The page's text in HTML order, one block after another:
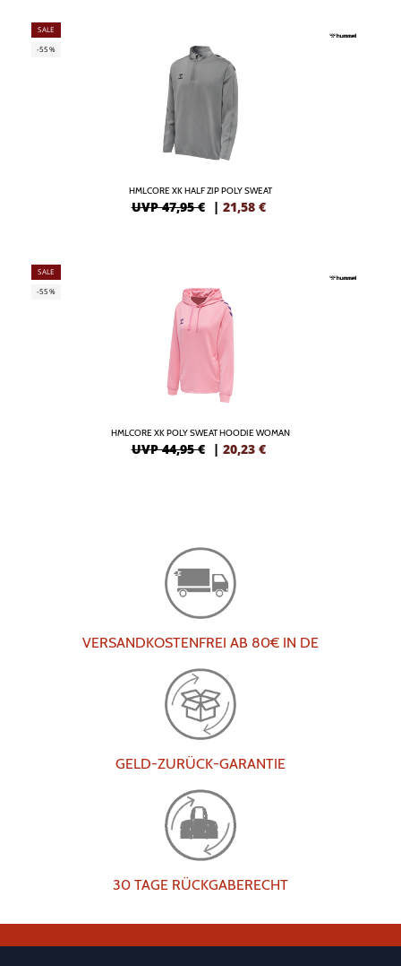
SALE
-55%
HMLCORE XK HALF ZIP POLY SWEAT
UVP 47,95 € | 21,58 €
SALE
-55%
HMLCORE XK POLY SWEAT HOODIE WOMAN
UVP 44,95 € | 20,23 €
VERSANDKOSTENFREI AB 80€ IN DE
GELD-ZURÜCK-GARANTIE
30 TAGE RÜCKGABERECHT